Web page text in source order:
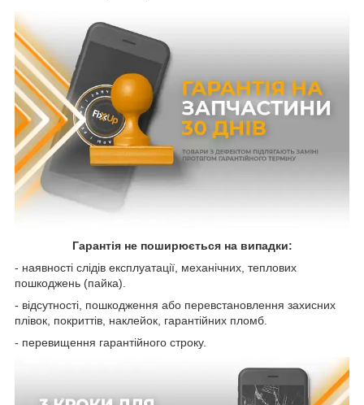
Гарантія не поширюється на випадки:
- наявності слідів експлуатації, механічних, теплових
пошкоджень (пайка).
- відсутності, пошкодження або перевстановлення захисних
плівок, покриттів, наклейок, гарантійних пломб.
- перевищення гарантійного строку.